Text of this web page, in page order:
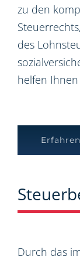
zu den
des
helfen
Durch das